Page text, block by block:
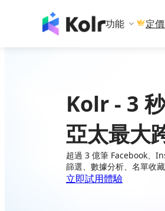
功能 定價
Kolr - 3
亞太最大
超過 3 億筆 Facebook、
篩選、數據分析、名單收
立即試用體驗